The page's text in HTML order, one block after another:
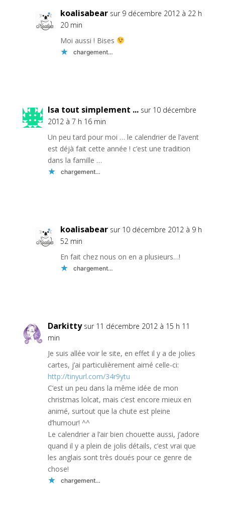
koalisabear sur 9 décembre 2012 à 22 h
20 min
Moi aussi ! Bises
chargement…
Isa tout simplement ... sur 10 décembre
2012 à 7 h 16 min
Un peu tard pour moi … le calendrier de l’avent
est déjà fait cette année ! c’est une tradition
dans la famille …
chargement…
koalisabear sur 10 décembre 2012 à 9 h
52 min
En fait chez nous on en a plusieurs…!
chargement…
Darkitty sur 11 décembre 2012 à 15 h 11
min
Je suis allée voir le site, en effet il y a de jolies
cartes, j’ai particulièrement aimé celle-ci:
http://tinyurl.com/34r9ytu
C’est un peu dans la même idée de mon
christmas lolcat, mais c’est encore mieux en
animé, surtout que la chute est pleine
d’humour! ^^
Le calendrier a l’air bien chouette aussi, j’adore
quand il y a plein de jolis détails, c’est vrai que
les anglais sont très doués pour ce genre de
chose!
chargement…